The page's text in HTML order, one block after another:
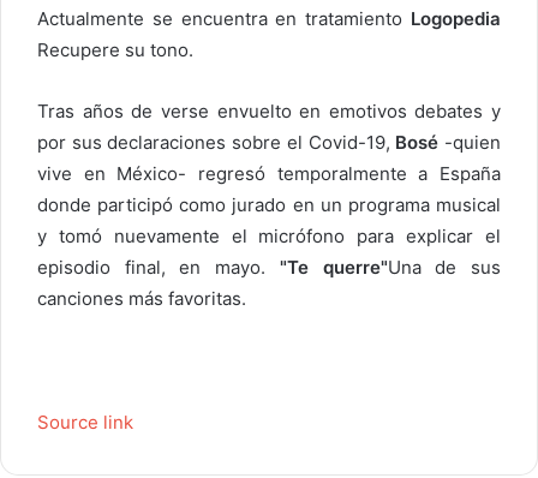
Actualmente se encuentra en tratamiento Logopedia
Recupere su tono.
Tras años de verse envuelto en emotivos debates y
por sus declaraciones sobre el Covid-19, Bosé -quien
vive en México- regresó temporalmente a España
donde participó como jurado en un programa musical
y tomó nuevamente el micrófono para explicar el
episodio final, en mayo. "Te querre"Una de sus
canciones más favoritas.
Source link